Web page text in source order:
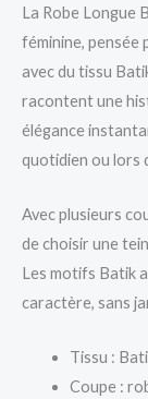
La Robe Longue
féminine, pensée
avec du tissu
racontent une
élégance
quotidien ou lors
Avec plusieurs
de choisir une
Les motifs Batik
caractère, sans
Tissu :
Coupe :